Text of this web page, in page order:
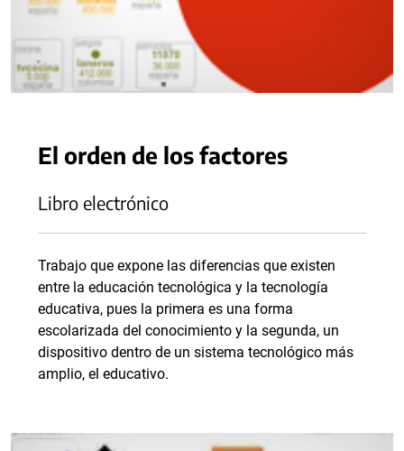
El orden de los factores
Libro electrónico
Trabajo que expone las diferencias que existen
entre la educación tecnológica y la tecnología
educativa, pues la primera es una forma
escolarizada del conocimiento y la segunda, un
dispositivo dentro de un sistema tecnológico más
amplio, el educativo.